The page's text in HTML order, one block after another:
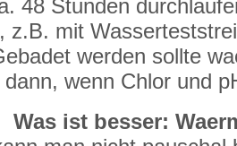
48 Stunden
z.B. mit
werden sollte
dann, wenn Chlor und
Was ist besser: